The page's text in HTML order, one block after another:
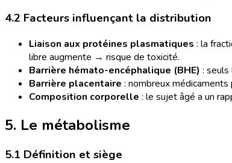
4.2 Facteurs influençant la distribution
Liaison aux protéines plasmatiques : la
libre augmente → risque de toxicité.
Barrière hémato-encéphalique (BHE) :
Barrière placentaire : nombreux
Composition corporelle : le sujet âgé a un
5. Le métabolisme
5.1 Définition et siège